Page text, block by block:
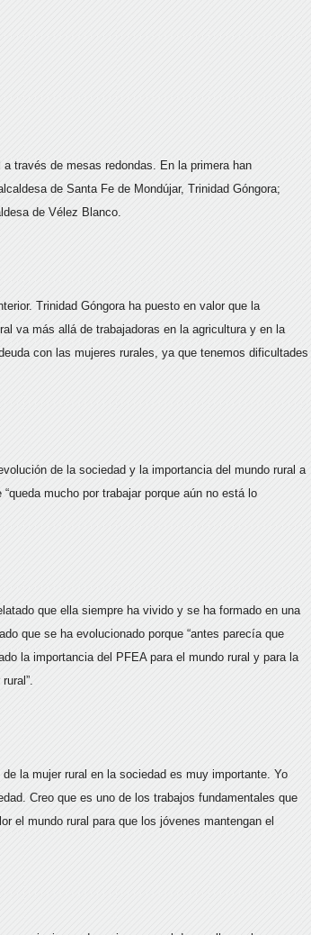
través de mesas redondas. En la primera han
de Santa Fe de Mondújar, Trinidad Góngora;
de Vélez Blanco.
Trinidad Góngora ha puesto en valor que la
va más allá de trabajadoras en la agricultura y en la
con las mujeres rurales, ya que tenemos dificultades
de la sociedad y la importancia del mundo rural a
mucho por trabajar porque aún no está lo
que ella siempre ha vivido y se ha formado en una
que se ha evolucionado porque “antes parecía que
la importancia del PFEA para el mundo rural y para la
la mujer rural en la sociedad es muy importante. Yo
Creo que es uno de los trabajos fundamentales que
el mundo rural para que los jóvenes mantengan el